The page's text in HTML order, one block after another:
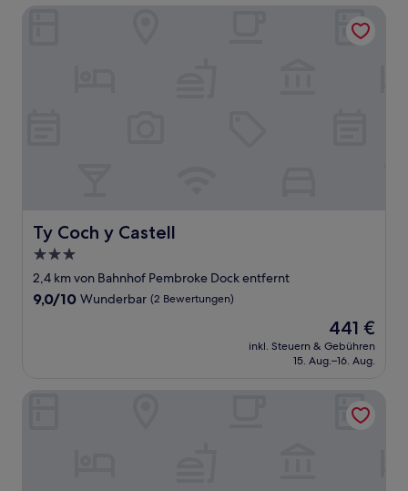
Ty Coch y Castell
Ty Coch y Castell
3.0-
Sterne-
Unterkunft
2,4 km von Bahnhof Pembroke Dock entfernt
9.0
9,0/10 Wunderbar (2 Bewertungen)
Der
Preis
beträgt
441 €
inkl. Steuern & Gebühren
15. Aug.–16. Aug.